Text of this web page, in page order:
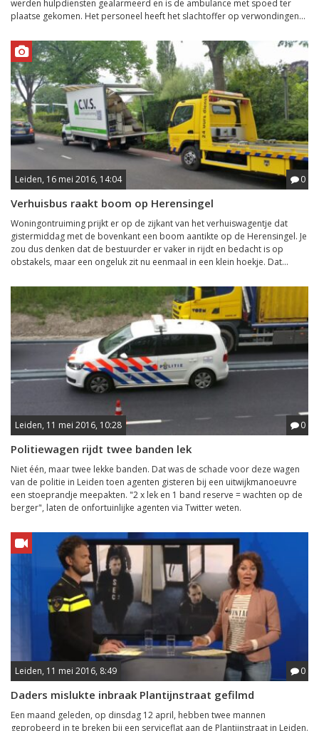
werden hulpdiensten gealarmeerd en is de ambulance met spoed ter
plaatse gekomen. Het personeel heeft het slachtoffer op verwondingen...
Leiden, 16 mei 2016, 14:04 0
Verhuisbus raakt boom op Herensingel
Woningontruiming prijkt er op de zijkant van het verhuiswagentje dat
gistermiddag met de bovenkant een boom aantikte op de Herensingel. Je
zou dus denken dat de bestuurder er vaker in rijdt en bedacht is op
obstakels, maar een ongeluk zit nu eenmaal in een klein hoekje. Dat...
Leiden, 11 mei 2016, 10:28 0
Politiewagen rijdt twee banden lek
Niet één, maar twee lekke banden. Dat was de schade voor deze wagen
van de politie in Leiden toen agenten gisteren bij een uitwijkmanoeuvre
een stoeprandje meepakten. "2 x lek en 1 band reserve = wachten op de
berger", laten de onfortuinlijke agenten via Twitter weten.
Leiden, 11 mei 2016, 8:49 0
Daders mislukte inbraak Plantijnstraat gefilmd
Een maand geleden, op dinsdag 12 april, hebben twee mannen
geprobeerd in te breken bij een serviceflat aan de Plantijnstraat in Leiden.